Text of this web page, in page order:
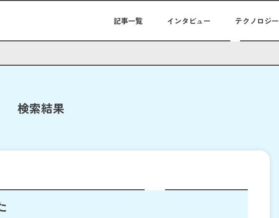
記事一覧 インタビュー テクノロジー
検索結果